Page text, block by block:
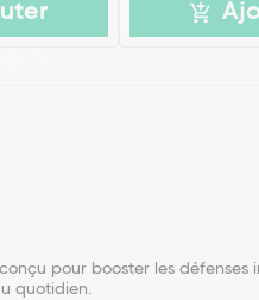
pour booster les
quotidien.